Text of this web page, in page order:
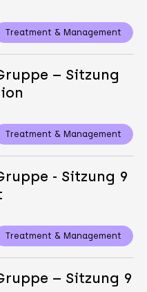
Treatment & Management
– Sitzung
Treatment & Management
- Sitzung 9
Treatment & Management
– Sitzung 9